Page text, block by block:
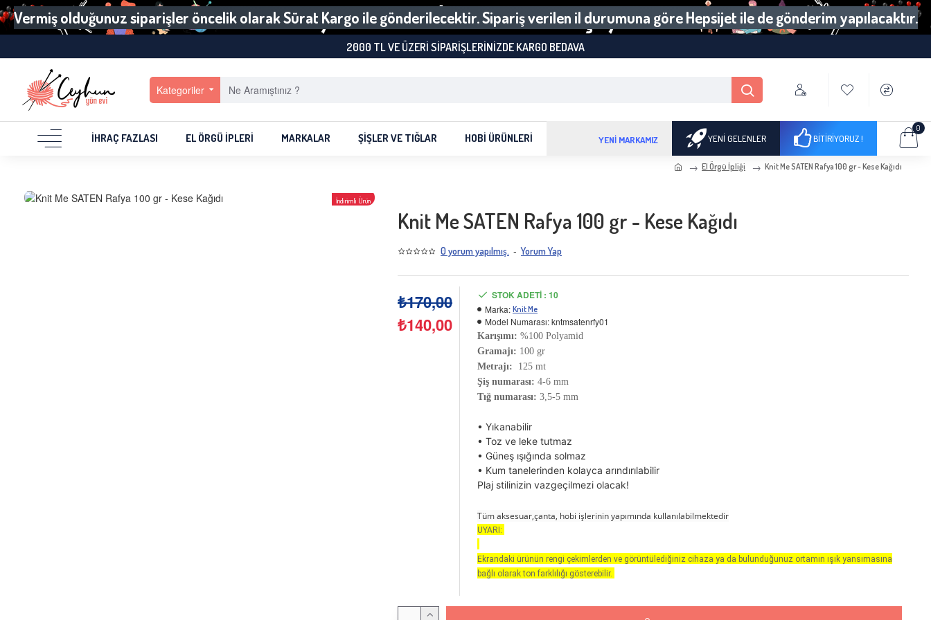
Vermiş olduğunuz siparişler öncelik olarak Sürat Kargo ile gönderilecektir. Sipariş verilen il durumuna göre Hepsijet ile de gönderim yapılacaktır.
2000 TL VE ÜZERI SIPARIŞLERINIZDE KARGO BEDAVA
Kategoriler
İHRAÇ FAZLASI EL ÖRGÜ İPLERI MARKALAR ŞIŞLER VE TIĞLAR HOBI ÜRÜNLERI YENİ MARKAMIZ YENI GELENLER BITIRIYORUZ !
0
El Örgü İpliği Knit Me SATEN Rafya 100 gr - Kese Kağıdı
İndirimli Ürün
Knit Me SATEN Rafya 100 gr - Kese Kağıdı
0 yorum yapılmış. - Yorum Yap
₺140,00
₺170,00 STOK ADETI : 10
Marka: Knit Me
Model Numarası:kntmsatenrfy01
Karışımı: %100 Polyamid
Gramajı: 100 gr
Metrajı:
125 mt
Şiş numarası: 4-6 mm
Tığ numarası: 3,5-5 mm
• Yıkanabilir
• Toz ve leke tutmaz
• Güneş ışığında solmaz
• Kum tanelerinden kolayca arındırılabilir
Plaj stilinizin vazgeçilmezi olacak!
Tüm aksesuar,çanta, hobi işlerinin yapımında kullanılabilmektedir
UYARI:
Ekrandaki ürünün rengi çekimlerden ve görüntülediğiniz cihaza ya da bulunduğunuz ortamın ışık yansımasına
bağlı olarak ton farklılığı gösterebilir.